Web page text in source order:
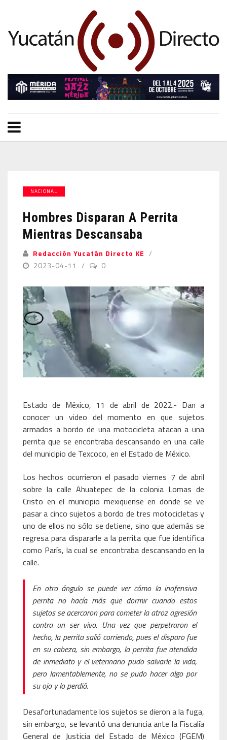
NACIONAL
Hombres Disparan A Perrita
Mientras Descansaba
Redacción Yucatán Directo KE
2023-04-11
0
Estado de México, 11 de abril de 2022.- Dan a
conocer un video del momento en que sujetos
armados a bordo de una motocicleta atacan a una
perrita que se encontraba descansando en una calle
del municipio de Texcoco, en el Estado de México.
Los hechos ocurrieron el pasado viernes 7 de abril
sobre la calle Ahuatepec de la colonia Lomas de
Cristo en el municipio mexiquense en donde se ve
pasar a cinco sujetos a bordo de tres motocicletas y
uno de ellos no sólo se detiene, sino que además se
regresa para dispararle a la perrita que fue identifica
como París, la cual se encontraba descansando en la
calle.
En otro ángulo se puede ver cómo la inofensiva
perrita no hacía más que dormir cuando estos
sujetos se acercaron para cometer la atroz agresión
contra un ser vivo. Una vez que perpetraron el
hecho, la perrita salió corriendo, pues el disparo fue
en su cabeza, sin embargo, la perrita fue atendida
de inmediato y el veterinario pudo salvarle la vida,
pero lamentablemente, no se pudo hacer algo por
su ojo y lo perdió.
Desafortunadamente los sujetos se dieron a la fuga,
sin embargo, se levantó una denuncia ante la Fiscalía
General de Justicia del Estado de México (FGEM)